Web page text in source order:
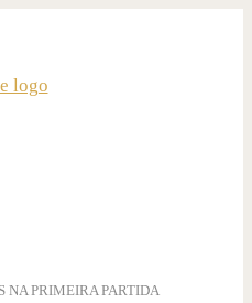
NA PRIMEIRA PARTIDA